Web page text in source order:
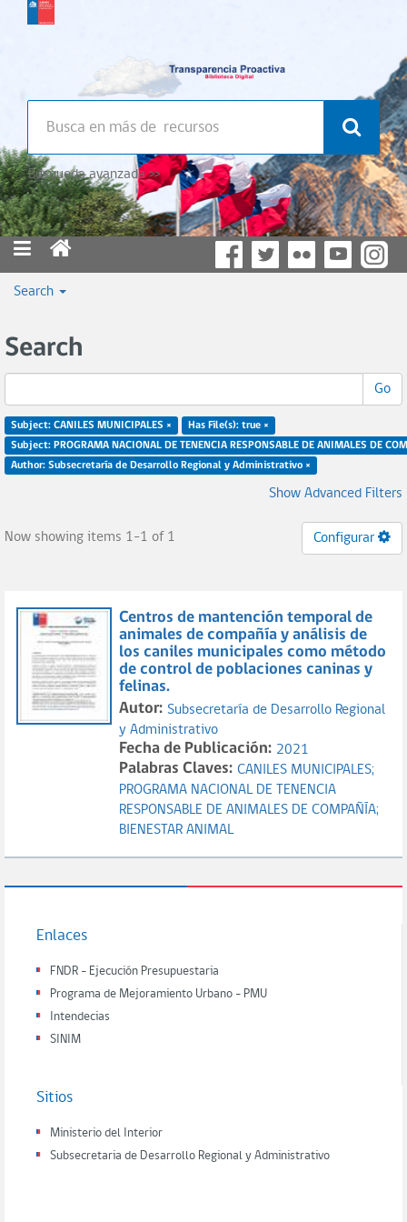
Búsqueda avanzada >>
Search
Search
Go
Subject: CANILES MUNICIPALES ×
Has File(s): true ×
Subject: PROGRAMA NACIONAL DE TENENCIA RESPONSABLE DE ANIMALES DE
Author: Subsecretaría de Desarrollo Regional y Administrativo ×
Show Advanced Filters
Now showing items 1-1 of 1 Configurar
Centros de mantención temporal de
animales de compañía y análisis de
los caniles municipales como método
de control de poblaciones caninas y
felinas.
Autor: Subsecretaría de Desarrollo Regional
y Administrativo
Fecha de Publicación: 2021
Palabras Claves: CANILES MUNICIPALES;
PROGRAMA NACIONAL DE TENENCIA
RESPONSABLE DE ANIMALES DE COMPAÑÍA;
BIENESTAR ANIMAL
Enlaces
FNDR - Ejecución Presupuestaria
Programa de Mejoramiento Urbano - PMU
Intendecias
SINIM
Sitios
Ministerio del Interior
Subsecretaria de Desarrollo Regional y Administrativo